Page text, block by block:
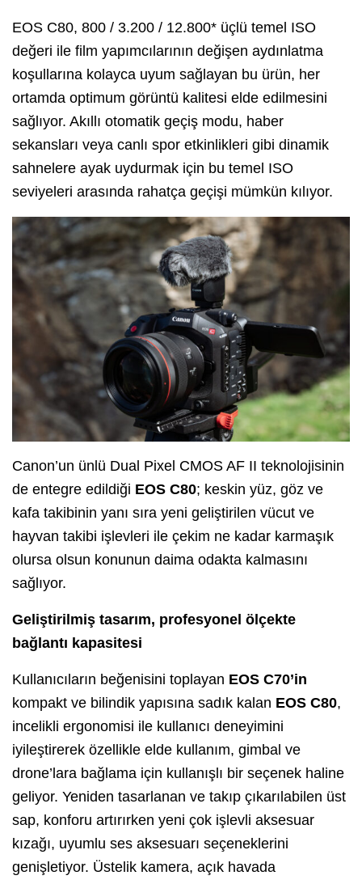
EOS C80, 800 / 3.200 / 12.800* üçlü temel ISO
değeri ile film yapımcılarının değişen aydınlatma
koşullarına kolayca uyum sağlayan bu ürün, her
ortamda optimum görüntü kalitesi elde edilmesini
sağlıyor. Akıllı otomatik geçiş modu, haber
sekansları veya canlı spor etkinlikleri gibi dinamik
sahnelere ayak uydurmak için bu temel ISO
seviyeleri arasında rahatça geçişi mümkün kılıyor.
Canon’un ünlü Dual Pixel CMOS AF II teknolojisinin
de entegre edildiği EOS C80; keskin yüz, göz ve
kafa takibinin yanı sıra yeni geliştirilen vücut ve
hayvan takibi işlevleri ile çekim ne kadar karmaşık
olursa olsun konunun daima odakta kalmasını
sağlıyor.
Geliştirilmiş tasarım, profesyonel ölçekte
bağlantı kapasitesi
Kullanıcıların beğenisini toplayan EOS C70’in
kompakt ve bilindik yapısına sadık kalan EOS C80,
incelikli ergonomisi ile kullanıcı deneyimini
iyileştirerek özellikle elde kullanım, gimbal ve
drone’lara bağlama için kullanışlı bir seçenek haline
geliyor. Yeniden tasarlanan ve takıp çıkarılabilen üst
sap, konforu artırırken yeni çok işlevli aksesuar
kızağı, uyumlu ses aksesuarı seçeneklerini
genişletiyor. Üstelik kamera, açık havada